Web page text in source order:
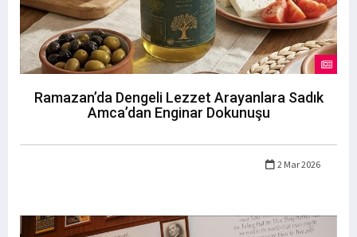
Ramazan’da Dengeli Lezzet Arayanlara Sadık
Amca’dan Enginar Dokunuşu
2 Mar 2026